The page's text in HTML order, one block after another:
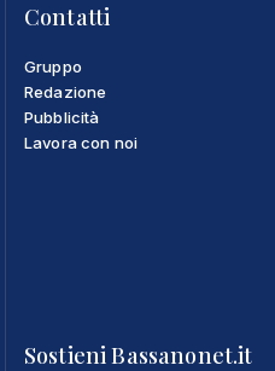
Contatti
Gruppo
Redazione
Pubblicità
Lavora con noi
Sostieni Bassanonet.it